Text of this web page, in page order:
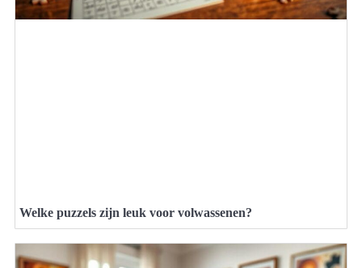
Welke puzzels zijn leuk voor volwassenen?